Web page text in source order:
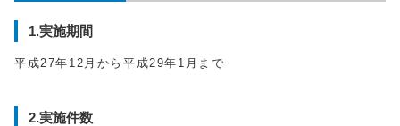
1.実施期間
平成27年12⽉から平成29年1月まで
2.実施件数